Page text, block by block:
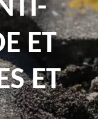
ET
ET